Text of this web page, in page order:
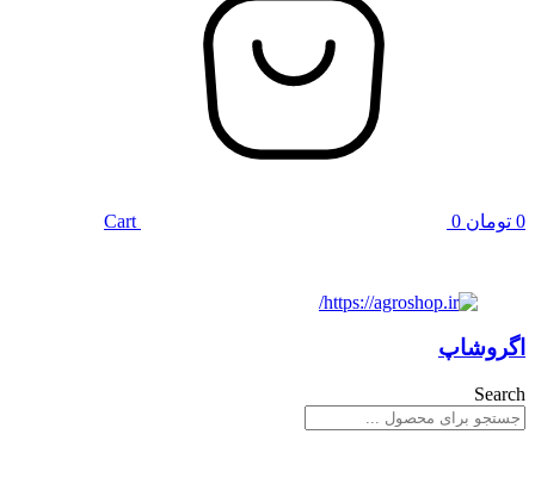
0 تومان 0
Cart
اگروشاپ
Search